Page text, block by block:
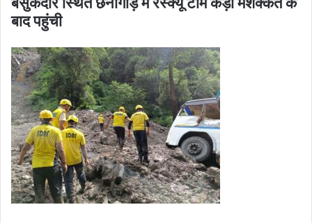
बाद पहुंची